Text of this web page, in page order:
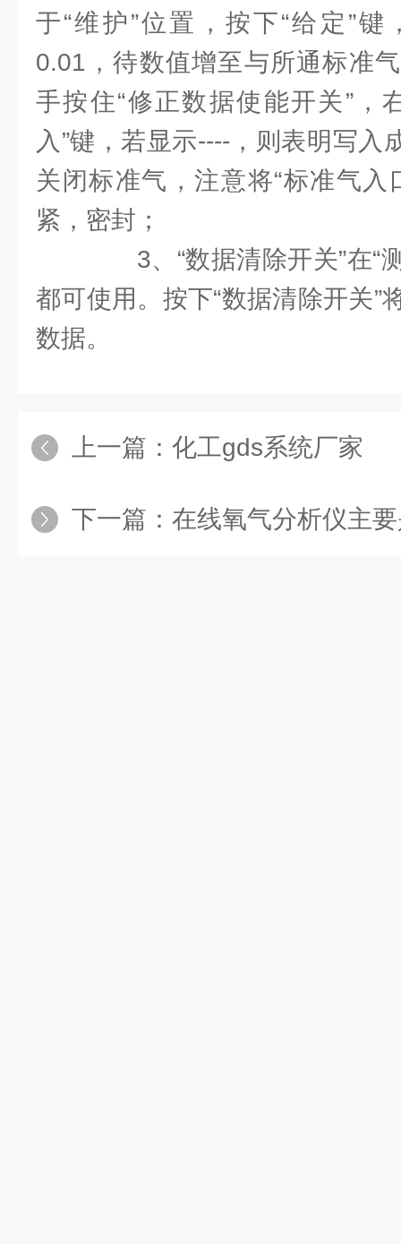
于“维护”位置，按下“给定”
0.01，待数值增至与所通标准
手按住“修正数据使能开关”，
入”键，若显示----，则表明写入
关闭标准气，注意将“标准气入
紧，密封；
3、“数据清除开关”在“测
都可使用。按下“数据清除开关”
数据。
上一篇： 化工gds系统厂家
下一篇： 在线氧气分析仪主要是